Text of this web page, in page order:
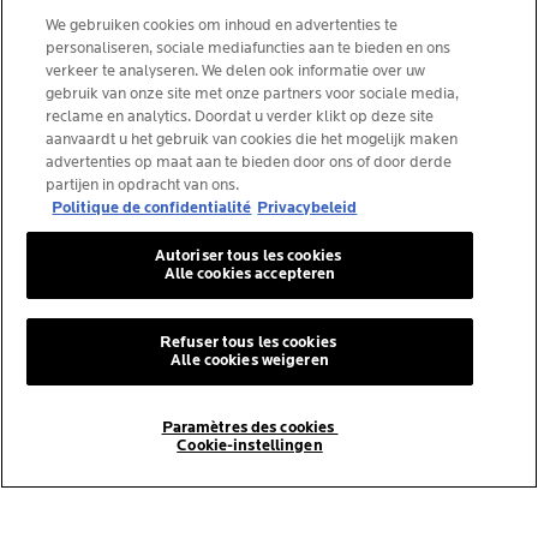
La Roche-Posay Laboratoire Dermatologique CAI
86270 La Roche-Posay France
consumercareNL@loreal.com
*IQVIA NPA, dermo-cosmétiques, canal pharmacie
Belgique, volume de produits prescrits par les
dermatologues. YTD 08/2025, Belgique
© La Roche-Posay
We gebruiken cookies om inhoud en advertenties te
personaliseren, sociale mediafuncties aan te bieden en ons
verkeer te analyseren. We delen ook informatie over uw
gebruik van onze site met onze partners voor sociale media,
reclame en analytics. Doordat u verder klikt op deze site
aanvaardt u het gebruik van cookies die het mogelijk maken
advertenties op maat aan te bieden door ons of door derde
partijen in opdracht van ons.
Politique de confidentialité Privacybeleid
Paramètres des cookies
Cookie-instellingen
Refuser tous les cookies
Alle cookies weigeren
Autoriser tous les cookies
Alle cookies accepteren